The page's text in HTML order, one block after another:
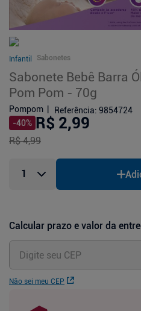
Infantil Sabonetes
Sabonete Bebê Barra
Pom Pom - 70g
Pompom Referência: 9854724
-40% R$ 2,99
R$ 4,99
Calcular prazo e valor da
Não sei meu CEP